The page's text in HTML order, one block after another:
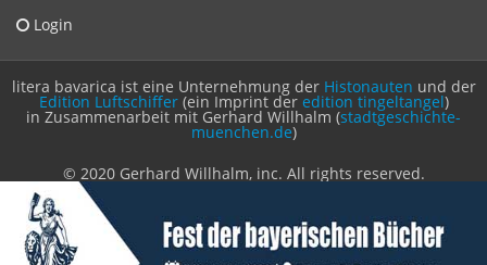
Kontakt
Fehlendes Buch melden
Newsletter bestellen
Benutzer
Login